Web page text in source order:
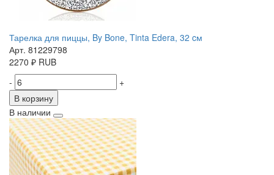
Тарелка для пиццы, By Bone, Tinta Edera, 32 cм
Арт. 81229798
2270 ₽ RUB
-
+
В корзину
В наличии